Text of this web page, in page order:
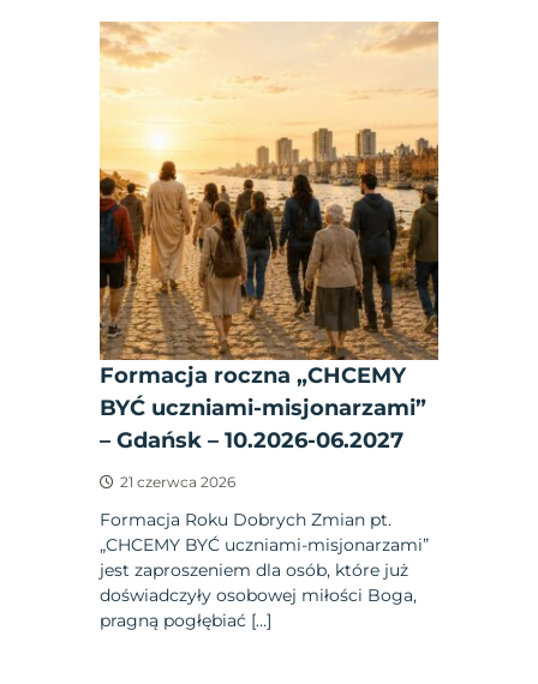
Formacja roczna „CHCEMY
BYĆ uczniami-misjonarzami”
– Gdańsk – 10.2026-06.2027
21 czerwca 2026
Formacja Roku Dobrych Zmian pt.
„CHCEMY BYĆ uczniami-misjonarzami”
jest zaproszeniem dla osób, które już
doświadczyły osobowej miłości Boga,
pragną pogłębiać […]